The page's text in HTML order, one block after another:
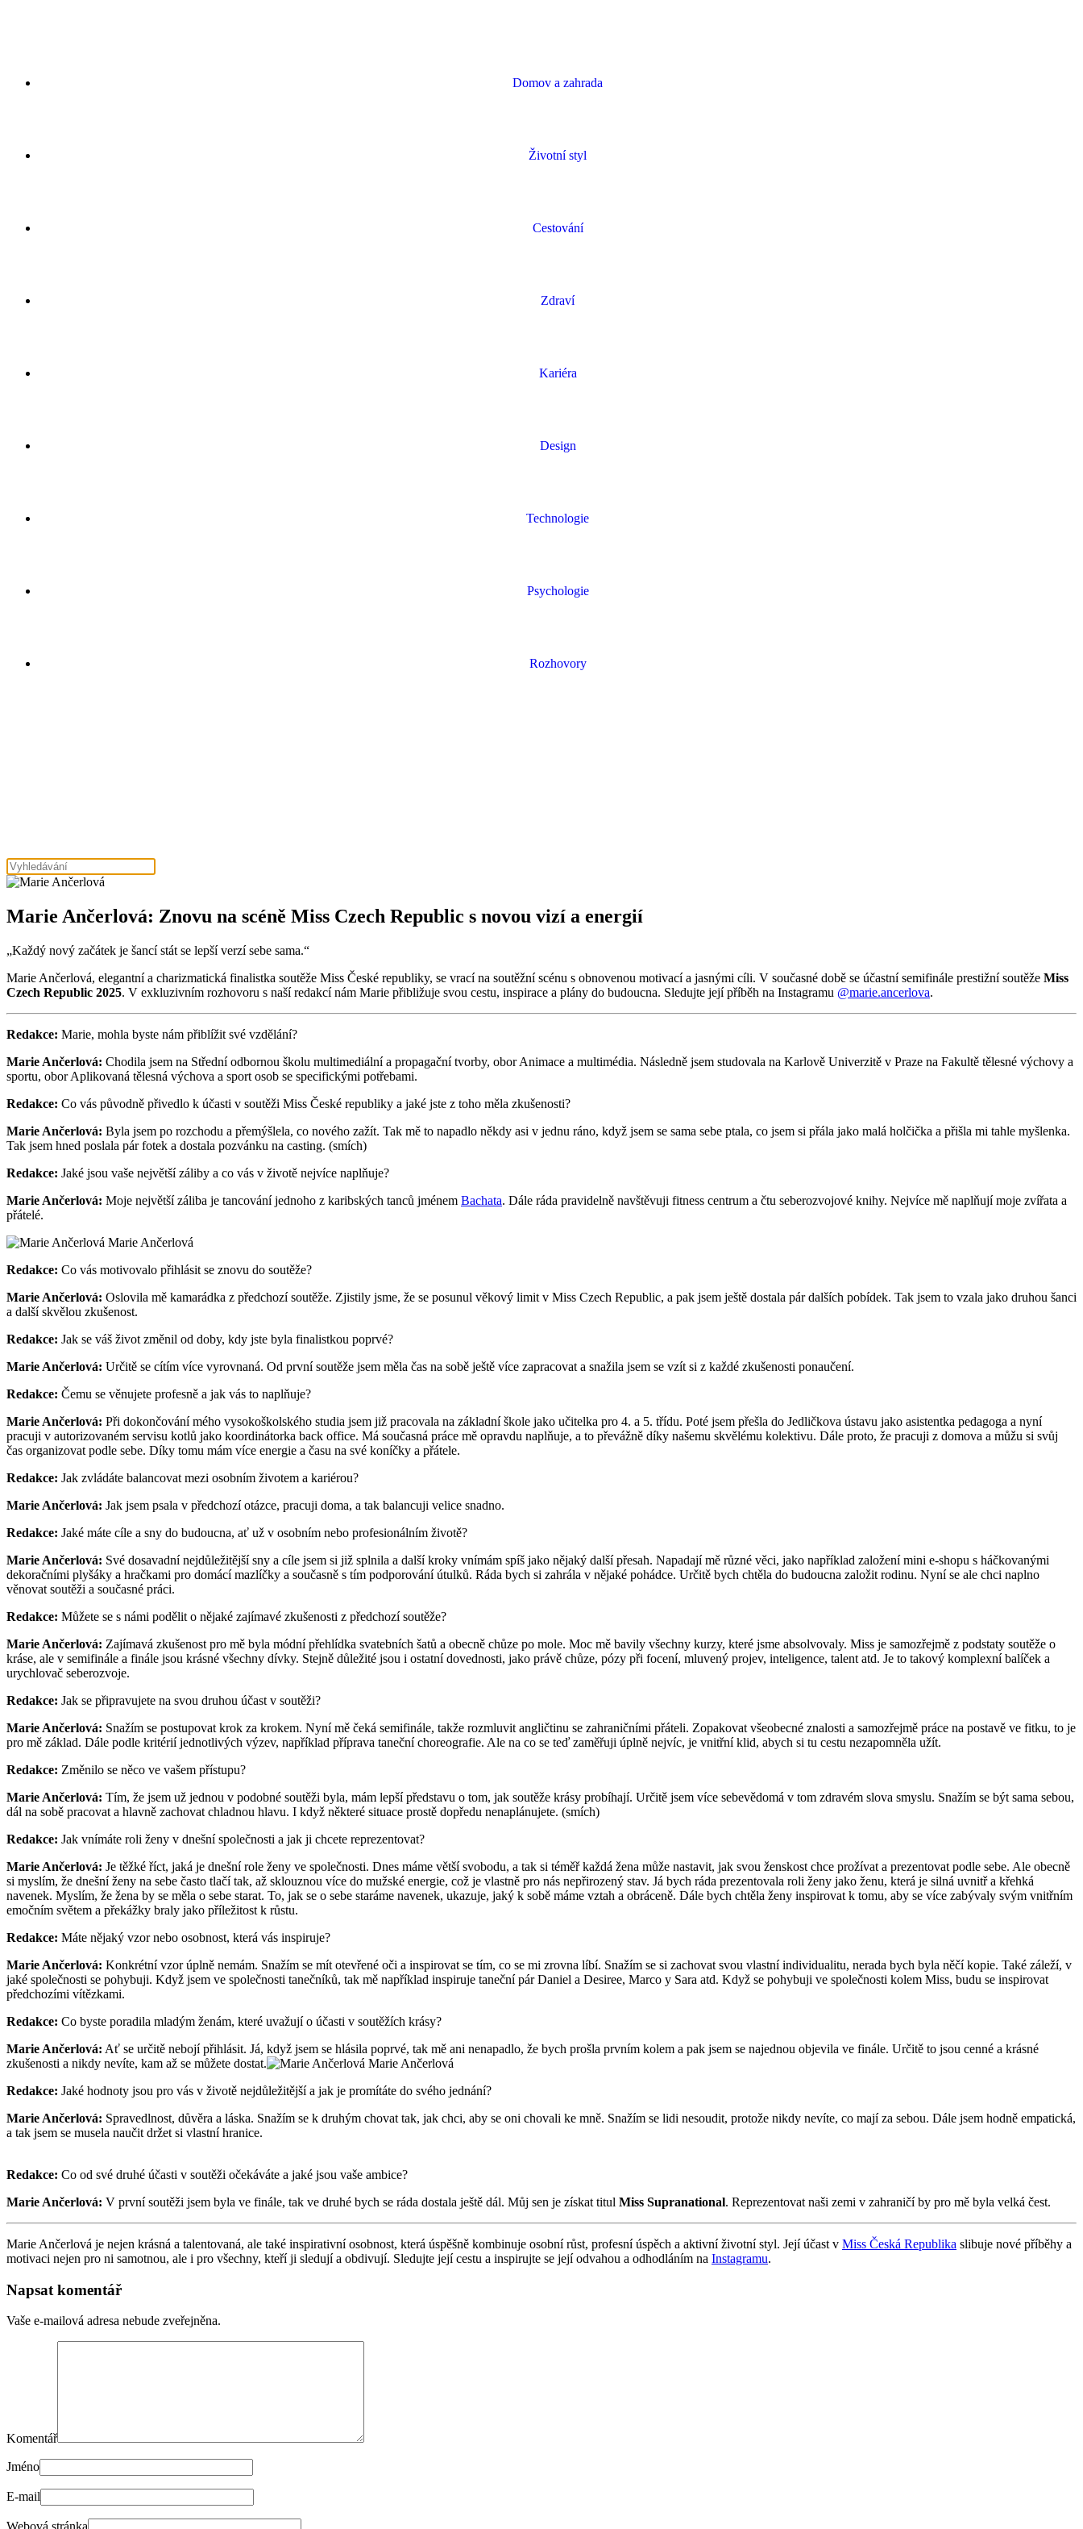
Domov a zahrada
Životní styl
Cestování
Zdraví
Kariéra
Design
Technologie
Psychologie
Rozhovory
Marie Ančerlová: Znovu na scéně Miss Czech Republic s novou vizí a energií
„Každý nový začátek je šancí stát se lepší verzí sebe sama.“
Marie Ančerlová, elegantní a charizmatická finalistka soutěže Miss České republiky, se vrací na soutěžní scénu s obnovenou motivací a jasnými cíli. V současné době se účastní semifinále prestižní soutěže Miss
Czech Republic 2025. V exkluzivním rozhovoru s naší redakcí nám Marie přibližuje svou cestu, inspirace a plány do budoucna. Sledujte její příběh na Instagramu @marie.ancerlova.
Redakce: Marie, mohla byste nám přiblížit své vzdělání?
Marie Ančerlová: Chodila jsem na Střední odbornou školu multimediální a propagační tvorby, obor Animace a multimédia. Následně jsem studovala na Karlově Univerzitě v Praze na Fakultě tělesné výchovy a
sportu, obor Aplikovaná tělesná výchova a sport osob se specifickými potřebami.
Redakce: Co vás původně přivedlo k účasti v soutěži Miss České republiky a jaké jste z toho měla zkušenosti?
Marie Ančerlová: Byla jsem po rozchodu a přemýšlela, co nového zažít. Tak mě to napadlo někdy asi v jednu ráno, když jsem se sama sebe ptala, co jsem si přála jako malá holčička a přišla mi tahle myšlenka.
Tak jsem hned poslala pár fotek a dostala pozvánku na casting. (smích)
Redakce: Jaké jsou vaše největší záliby a co vás v životě nejvíce naplňuje?
Marie Ančerlová: Moje největší záliba je tancování jednoho z karibských tanců jménem Bachata. Dále ráda pravidelně navštěvuji fitness centrum a čtu seberozvojové knihy. Nejvíce mě naplňují moje zvířata a
přátelé.
Marie Ančerlová
Redakce: Co vás motivovalo přihlásit se znovu do soutěže?
Marie Ančerlová: Oslovila mě kamarádka z předchozí soutěže. Zjistily jsme, že se posunul věkový limit v Miss Czech Republic, a pak jsem ještě dostala pár dalších pobídek. Tak jsem to vzala jako druhou šanci
a další skvělou zkušenost.
Redakce: Jak se váš život změnil od doby, kdy jste byla finalistkou poprvé?
Marie Ančerlová: Určitě se cítím více vyrovnaná. Od první soutěže jsem měla čas na sobě ještě více zapracovat a snažila jsem se vzít si z každé zkušenosti ponaučení.
Redakce: Čemu se věnujete profesně a jak vás to naplňuje?
Marie Ančerlová: Při dokončování mého vysokoškolského studia jsem již pracovala na základní škole jako učitelka pro 4. a 5. třídu. Poté jsem přešla do Jedličkova ústavu jako asistentka pedagoga a nyní
pracuji v autorizovaném servisu kotlů jako koordinátorka back office. Má současná práce mě opravdu naplňuje, a to převážně díky našemu skvělému kolektivu. Dále proto, že pracuji z domova a můžu si svůj
čas organizovat podle sebe. Díky tomu mám více energie a času na své koníčky a přátele.
Redakce: Jak zvládáte balancovat mezi osobním životem a kariérou?
Marie Ančerlová: Jak jsem psala v předchozí otázce, pracuji doma, a tak balancuji velice snadno.
Redakce: Jaké máte cíle a sny do budoucna, ať už v osobním nebo profesionálním životě?
Marie Ančerlová: Své dosavadní nejdůležitější sny a cíle jsem si již splnila a další kroky vnímám spíš jako nějaký další přesah. Napadají mě různé věci, jako například založení mini e-shopu s háčkovanými
dekoračními plyšáky a hračkami pro domácí mazlíčky a současně s tím podporování útulků. Ráda bych si zahrála v nějaké pohádce. Určitě bych chtěla do budoucna založit rodinu. Nyní se ale chci naplno
věnovat soutěži a současné práci.
Redakce: Můžete se s námi podělit o nějaké zajímavé zkušenosti z předchozí soutěže?
Marie Ančerlová: Zajímavá zkušenost pro mě byla módní přehlídka svatebních šatů a obecně chůze po mole. Moc mě bavily všechny kurzy, které jsme absolvovaly. Miss je samozřejmě z podstaty soutěže o
kráse, ale v semifinále a finále jsou krásné všechny dívky. Stejně důležité jsou i ostatní dovednosti, jako právě chůze, pózy při focení, mluvený projev, inteligence, talent atd. Je to takový komplexní balíček a
urychlovač seberozvoje.
Redakce: Jak se připravujete na svou druhou účast v soutěži?
Marie Ančerlová: Snažím se postupovat krok za krokem. Nyní mě čeká semifinále, takže rozmluvit angličtinu se zahraničními přáteli. Zopakovat všeobecné znalosti a samozřejmě práce na postavě ve fitku, to je
pro mě základ. Dále podle kritérií jednotlivých výzev, například příprava taneční choreografie. Ale na co se teď zaměřuji úplně nejvíc, je vnitřní klid, abych si tu cestu nezapomněla užít.
Redakce: Změnilo se něco ve vašem přístupu?
Marie Ančerlová: Tím, že jsem už jednou v podobné soutěži byla, mám lepší představu o tom, jak soutěže krásy probíhají. Určitě jsem více sebevědomá v tom zdravém slova smyslu. Snažím se být sama sebou,
dál na sobě pracovat a hlavně zachovat chladnou hlavu. I když některé situace prostě dopředu nenaplánujete. (smích)
Redakce: Jak vnímáte roli ženy v dnešní společnosti a jak ji chcete reprezentovat?
Marie Ančerlová: Je těžké říct, jaká je dnešní role ženy ve společnosti. Dnes máme větší svobodu, a tak si téměř každá žena může nastavit, jak svou ženskost chce prožívat a prezentovat podle sebe. Ale obecně
si myslím, že dnešní ženy na sebe často tlačí tak, až sklouznou více do mužské energie, což je vlastně pro nás nepřirozený stav. Já bych ráda prezentovala roli ženy jako ženu, která je silná uvnitř a křehká
navenek. Myslím, že žena by se měla o sebe starat. To, jak se o sebe staráme navenek, ukazuje, jaký k sobě máme vztah a obráceně. Dále bych chtěla ženy inspirovat k tomu, aby se více zabývaly svým vnitřním
emočním světem a překážky braly jako příležitost k růstu.
Redakce: Máte nějaký vzor nebo osobnost, která vás inspiruje?
Marie Ančerlová: Konkrétní vzor úplně nemám. Snažím se mít otevřené oči a inspirovat se tím, co se mi zrovna líbí. Snažím se si zachovat svou vlastní individualitu, nerada bych byla něčí kopie. Také záleží, v
jaké společnosti se pohybuji. Když jsem ve společnosti tanečníků, tak mě například inspiruje taneční pár Daniel a Desiree, Marco y Sara atd. Když se pohybuji ve společnosti kolem Miss, budu se inspirovat
předchozími vítězkami.
Redakce: Co byste poradila mladým ženám, které uvažují o účasti v soutěžích krásy?
Marie Ančerlová: Ať se určitě nebojí přihlásit. Já, když jsem se hlásila poprvé, tak mě ani nenapadlo, že bych prošla prvním kolem a pak jsem se najednou objevila ve finále. Určitě to jsou cenné a krásné
zkušenosti a nikdy nevíte, kam až se můžete dostat.
Marie Ančerlová
Redakce: Jaké hodnoty jsou pro vás v životě nejdůležitější a jak je promítáte do svého jednání?
Marie Ančerlová: Spravedlnost, důvěra a láska. Snažím se k druhým chovat tak, jak chci, aby se oni chovali ke mně. Snažím se lidi nesoudit, protože nikdy nevíte, co mají za sebou. Dále jsem hodně empatická,
a tak jsem se musela naučit držet si vlastní hranice.
Redakce: Co od své druhé účasti v soutěži očekáváte a jaké jsou vaše ambice?
Marie Ančerlová: V první soutěži jsem byla ve finále, tak ve druhé bych se ráda dostala ještě dál. Můj sen je získat titul Miss Supranational. Reprezentovat naši zemi v zahraničí by pro mě byla velká čest.
Marie Ančerlová je nejen krásná a talentovaná, ale také inspirativní osobnost, která úspěšně kombinuje osobní růst, profesní úspěch a aktivní životní styl. Její účast v Miss Česká Republika slibuje nové příběhy a
motivaci nejen pro ni samotnou, ale i pro všechny, kteří ji sledují a obdivují. Sledujte její cestu a inspirujte se její odvahou a odhodláním na Instagramu.
Napsat komentář
Vaše e-mailová adresa nebude zveřejněna.
Komentář
Jméno
E-mail